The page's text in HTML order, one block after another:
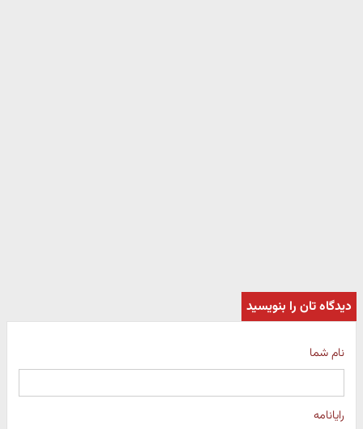
دیدگاه تان را بنویسید
نام شما
رایانامه